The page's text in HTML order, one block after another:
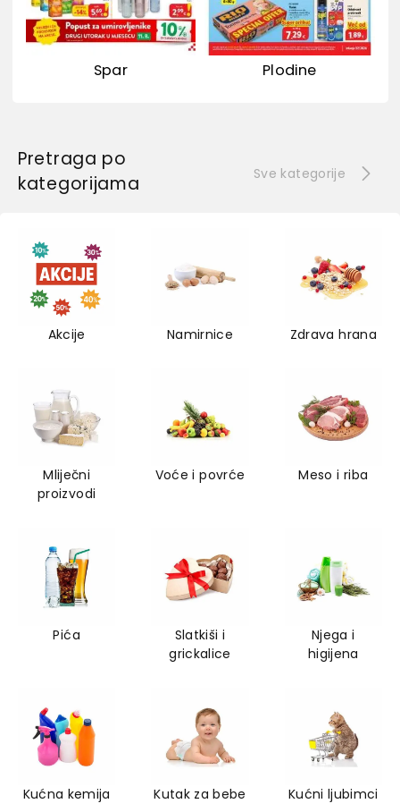
Spar Plodine
Pretraga po
kategorijama
Sve kategorije
Akcije Namirnice Zdrava hrana
Mliječni
proizvodi
Voće i povrće Meso i riba
Pića
Slatkiši i
grickalice
Njega i
higijena
Kućna kemija Kutak za bebe Kućni ljubimci